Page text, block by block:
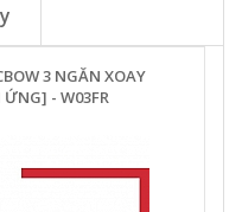
3 NGĂN XOAY
ỨNG] - W03FR